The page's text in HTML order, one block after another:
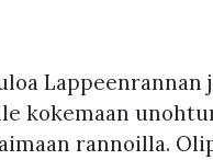
Lappeenrannan
kokemaan
rannoilla.